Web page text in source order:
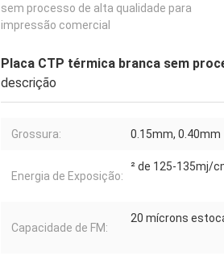
sem processo de alta qualidade para
impressão comercial
Placa CTP térmica branca sem
descrição
Grossura: 0.15mm, 0.40mm
Energia de Exposição:
² de 125-135mj/
Capacidade de FM:
20 mícrons